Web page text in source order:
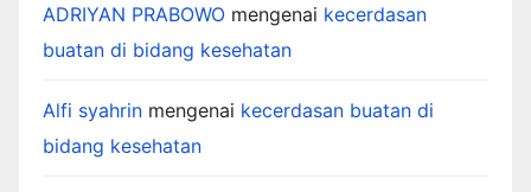
ADRIYAN PRABOWO mengenai kecerdasan
buatan di bidang kesehatan
Alfi syahrin mengenai kecerdasan buatan di
bidang kesehatan